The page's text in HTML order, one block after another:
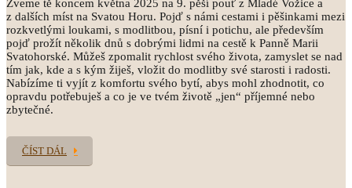
Zveme tě koncem května 2025 na 9. pěší pouť z Mladé Vožice a
z dalších míst na Svatou Horu. Pojď s námi cestami i pěšinkami mezi
rozkvetlými loukami, s modlitbou, písní i potichu, ale především
pojď prožít několik dnů s dobrými lidmi na cestě k Panně Marii
Svatohorské. Můžeš zpomalit rychlost svého života, zamyslet se nad
tím jak, kde a s kým žiješ, vložit do modlitby své starosti i radosti.
Nabízíme ti vyjít z komfortu svého bytí, abys mohl zhodnotit, co
opravdu potřebuješ a co je ve tvém životě „jen“ příjemné nebo
zbytečné.
ČÍST DÁL